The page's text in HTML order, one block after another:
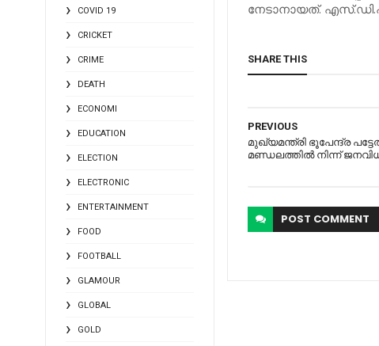
COVID 19
CRICKET
CRIME
DEATH
ECONOMI
EDUCATION
ELECTION
ELECTRONIC
ENTERTAINMENT
FOOD
FOOTBALL
GLAMOUR
GLOBAL
GOLD
നേടാനായത്.
SHARE THIS
PREVIOUS
മുഖ്യമന്ത്രി ഭൂപേന്ദ്ര
മണ്ഡലത്തില്‍ നിന്ന്
POST COMMENT